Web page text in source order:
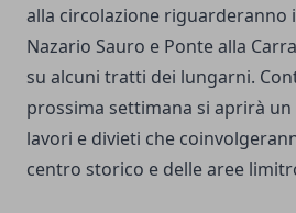
alla circolazione riguarderanno
Nazario Sauro e Ponte alla
su alcuni tratti dei lungarni.
prossima settimana si aprirà
lavori e divieti che
centro storico e delle aree